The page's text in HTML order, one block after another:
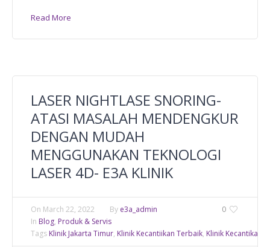
Read More
LASER NIGHTLASE SNORING-
ATASI MASALAH MENDENGKUR
DENGAN MUDAH
MENGGUNAKAN TEKNOLOGI
LASER 4D- E3A KLINIK
0
On March 22, 2022 By e3a_admin
In Blog, Produk & Servis
Tags Klinik Jakarta Timur, Klinik Kecantiikan Terbaik, Klinik Kecantikan